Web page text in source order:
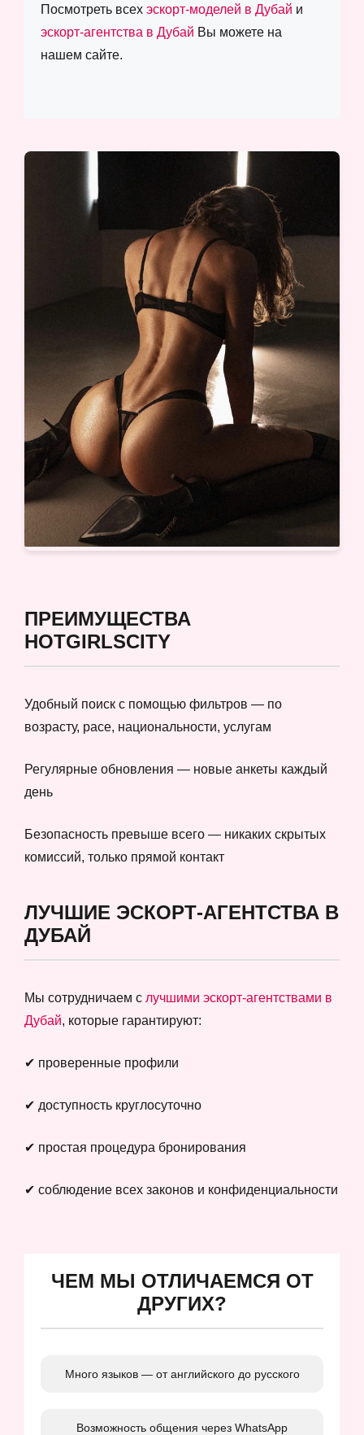
Посмотреть всех эскорт-моделей в Дубай и
эскорт-агентства в Дубай Вы можете на
нашем сайте.
ПРЕИМУЩЕСТВА
HOTGIRLSCITY
Удобный поиск с помощью фильтров — по
возрасту, расе, национальности, услугам
Регулярные обновления — новые анкеты каждый
день
Безопасность превыше всего — никаких скрытых
комиссий, только прямой контакт
ЛУЧШИЕ ЭСКОРТ-АГЕНТСТВА В
ДУБАЙ
Мы сотрудничаем с лучшими эскорт-агентствами в
Дубай, которые гарантируют:
✔ проверенные профили
✔ доступность круглосуточно
✔ простая процедура бронирования
✔ соблюдение всех законов и конфиденциальности
ЧЕМ МЫ ОТЛИЧАЕМСЯ ОТ
ДРУГИХ?
Много языков — от английского до русского
Возможность общения через WhatsApp